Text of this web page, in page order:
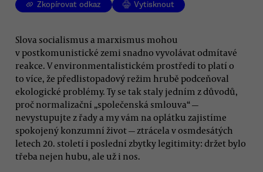
Zkopírovat odkaz Vytisknout
Slova socialismus a marxismus mohou
v postkomunistické zemi snadno vyvolávat odmítavé
reakce. V environmentalistickém prostředí to platí o
to více, že předlistopadový režim hrubě podceňoval
ekologické problémy. Ty se tak staly jedním z důvodů,
proč normalizační „společenská smlouva“ —
nevystupujte z řady a my vám na oplátku zajistíme
spokojený konzumní život — ztrácela v osmdesátých
letech 20. století i poslední zbytky legitimity: držet bylo
třeba nejen hubu, ale už i nos.